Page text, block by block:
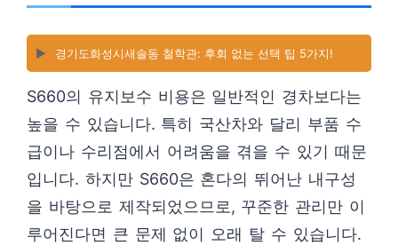
▶️ 경기도화성시새솔동 철학관: 후회 없는 선택 팁 5가지!
S660의 유지보수 비용은 일반적인 경차보다는
높을 수 있습니다. 특히 국산차와 달리 부품 수
급이나 수리점에서 어려움을 겪을 수 있기 때문
입니다. 하지만 S660은 혼다의 뛰어난 내구성
을 바탕으로 제작되었으므로, 꾸준한 관리만 이
루어진다면 큰 문제 없이 오래 탈 수 있습니다.